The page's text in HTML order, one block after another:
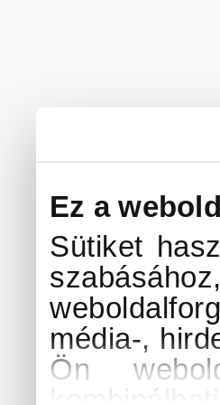
Ez a
Sütiket
média-,
Ön